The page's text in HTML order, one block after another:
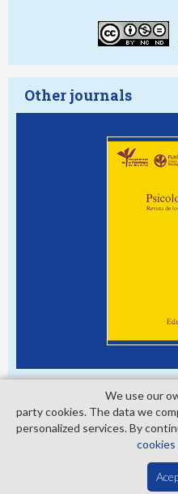
Other journals
© Copyright 2026. Colegio
Privacy
We use our
party cookies. The data we
personalized services. By
cookies